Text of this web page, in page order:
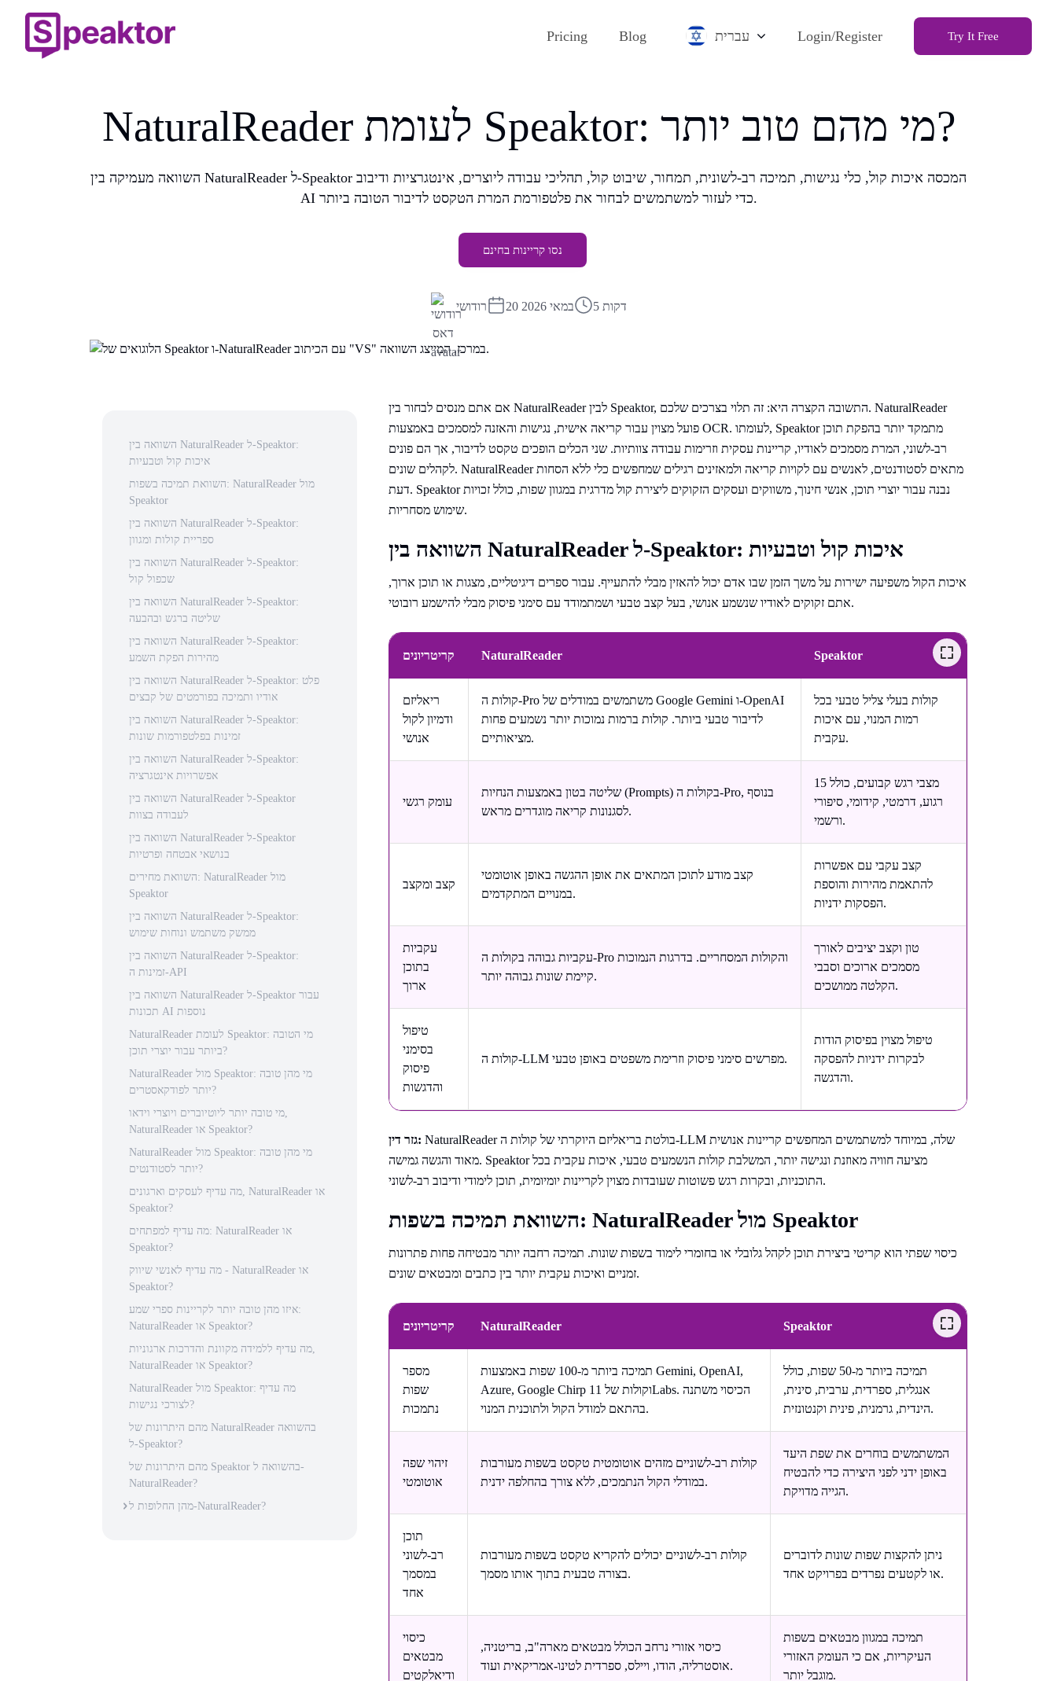
Pricing Blog עברית Login/Register Try It Free
NaturalReader לעומת Speaktor: מי מהם טוב יותר?
השוואה מעמיקה בין NaturalReader ל-Speaktor המכסה איכות קול, כלי נגישות, תמיכה רב-לשונית, תמחור, שיבוט קול, תהליכי עבודה ליוצרים, אינטגרציות ודיבוב
AI כדי לעזור למשתמשים לבחור את פלטפורמת המרת הטקסט לדיבור הטובה ביותר.
נסו קריינות בחינם
רודושי 20 במאי 2026 5 דקות
השוואה בין NaturalReader ל-Speaktor:
איכות קול וטבעיות
השוואת תמיכה בשפות: NaturalReader מול
Speaktor
השוואה בין NaturalReader ל-Speaktor:
ספריית קולות ומגוון
השוואה בין NaturalReader ל-Speaktor:
שכפול קול
השוואה בין NaturalReader ל-Speaktor:
שליטה ברגש ובהבעה
השוואה בין NaturalReader ל-Speaktor:
מהירות הפקת השמע
השוואה בין NaturalReader ל-Speaktor: פלט
אודיו ותמיכה בפורמטים של קבצים
השוואה בין NaturalReader ל-Speaktor:
זמינות בפלטפורמות שונות
השוואה בין NaturalReader ל-Speaktor:
אפשרויות אינטגרציה
השוואה בין NaturalReader ל-Speaktor
לעבודה בצוות
השוואה בין NaturalReader ל-Speaktor
בנושאי אבטחה ופרטיות
השוואת מחירים: NaturalReader מול
Speaktor
השוואה בין NaturalReader ל-Speaktor:
ממשק משתמש ונוחות שימוש
השוואה בין NaturalReader ל-Speaktor:
זמינות ה-API
השוואה בין NaturalReader ל-Speaktor עבור
תכונות AI נוספות
NaturalReader לעומת Speaktor: מי הטובה
ביותר עבור יוצרי תוכן?
NaturalReader מול Speaktor: מי מהן טובה
יותר לפודקאסטרים?
מי טובה יותר ליוטיוברים ויוצרי וידאו,
NaturalReader או Speaktor?
NaturalReader מול Speaktor: מי מהן טובה
יותר לסטודנטים?
מה עדיף לעסקים וארגונים, NaturalReader או
Speaktor?
מה עדיף למפתחים: NaturalReader או
Speaktor?
מה עדיף לאנשי שיווק - NaturalReader או
Speaktor?
איזו מהן טובה יותר לקריינות ספרי שמע:
NaturalReader או Speaktor?
מה עדיף ללמידה מקוונת והדרכות ארגוניות,
NaturalReader או Speaktor?
NaturalReader מול Speaktor: מה עדיף
לצורכי נגישות?
מהם היתרונות של NaturalReader בהשוואה
ל-Speaktor?
מהם היתרונות של Speaktor בהשוואה ל-
NaturalReader?
מהן החלופות ל-NaturalReader?
אם אתם מנסים לבחור בין NaturalReader לבין Speaktor, התשובה הקצרה היא: זה תלוי בצרכים שלכם. NaturalReader
פועל מצוין עבור קריאה אישית, נגישות והאזנה למסמכים באמצעות OCR. לעומתו, Speaktor מתמקד יותר בהפקת תוכן
רב-לשוני, המרת מסמכים לאודיו, קריינות עסקית וזרימות עבודה צוותיות. שני הכלים הופכים טקסט לדיבור, אך הם פונים
לקהלים שונים. NaturalReader מתאים לסטודנטים, לאנשים עם לקויות קריאה ולמאזינים רגילים שמחפשים כלי ללא הסחות
דעת. Speaktor נבנה עבור יוצרי תוכן, אנשי חינוך, משווקים ועסקים הזקוקים ליצירת קול מדרגית במגוון שפות, כולל זכויות
שימוש מסחריות.
השוואה בין NaturalReader ל-Speaktor: איכות קול וטבעיות
איכות הקול משפיעה ישירות על משך הזמן שבו אדם יכול להאזין מבלי להתעייף. עבור ספרים דיגיטליים, מצגות או תוכן ארוך,
אתם זקוקים לאודיו שנשמע אנושי, בעל קצב טבעי ושמתמודד עם סימני פיסוק מבלי להישמע רובוטי.
קריטריונים NaturalReader Speaktor
ריאליזם
ודמיון לקול
אנושי
קולות ה-Pro משתמשים במודלים של Google Gemini ו-OpenAI
לדיבור טבעי ביותר. קולות ברמות נמוכות יותר נשמעים פחות
מציאותיים.
קולות בעלי צליל טבעי בכל
רמות המנוי, עם איכות
עקבית.
עומק רגשי
שליטה בטון באמצעות הנחיות (Prompts) בקולות ה-Pro, בנוסף
לסגנונות קריאה מוגדרים מראש.
15 מצבי רגש קבועים, כולל
רגוע, דרמטי, קידומי, סיפורי
ורשמי.
קצב ומקצב
קצב מודע לתוכן המתאים את אופן ההגשה באופן אוטומטי
במנויים המתקדמים.
קצב עקבי עם אפשרות
להתאמת מהירות והוספת
הפסקות ידניות.
עקביות
בתוכן
ארוך
עקביות גבוהה בקולות ה-Pro והקולות המסחריים. בדרגות הנמוכות
קיימת שונות גבוהה יותר.
טון וקצב יציבים לאורך
מסמכים ארוכים וסבבי
הקלטה ממושכים.
טיפול
בסימני
פיסוק
והדגשות
קולות ה-LLM מפרשים סימני פיסוק וזרימת משפטים באופן טבעי.
טיפול מצוין בפיסוק הודות
לבקרות ידניות להפסקה
והדגשה.
גזר דין: NaturalReader בולטת בריאליזם היוקרתי של קולות ה-LLM שלה, במיוחד למשתמשים המחפשים קריינות אנושית
מאוד והגשה גמישה. Speaktor מציעה חוויה מאוזנת ונגישה יותר, המשלבת קולות הנשמעים טבעי, איכות עקבית בכל
התוכניות, ובקרות רגש פשוטות שעובדות מצוין לקריינות יומיומית, תוכן לימודי ודיבוב רב-לשוני.
השוואת תמיכה בשפות: NaturalReader מול Speaktor
כיסוי שפתי הוא קריטי ביצירת תוכן לקהל גלובלי או בחומרי לימוד בשפות שונות. תמיכה רחבה יותר מבטיחה פחות פתרונות
זמניים ואיכות עקבית יותר בין כתבים ומבטאים שונים.
קריטריונים NaturalReader Speaktor
מספר
שפות
נתמכות
תמיכה ביותר מ-100 שפות באמצעות Gemini, OpenAI,
Azure, Google Chirp וקולות של 11Labs. הכיסוי משתנה
בהתאם למודל הקול ולתוכנית המנוי.
תמיכה ביותר מ-50 שפות, כולל
אנגלית, ספרדית, ערבית, סינית,
הינדית, גרמנית, פינית וקנטונזית.
זיהוי שפה
אוטומטי
קולות רב-לשוניים מזהים אוטומטית טקסט בשפות מעורבות
במודלי הקול הנתמכים, ללא צורך בהחלפה ידנית.
המשתמשים בוחרים את שפת היעד
באופן ידני לפני היצירה כדי להבטיח
הגייה מדויקת.
תוכן
רב-לשוני
במסמך
אחד
קולות רב-לשוניים יכולים להקריא טקסט בשפות מעורבות
בצורה טבעית בתוך אותו מסמך.
ניתן להקצות שפות שונות לדוברים
או לקטעים נפרדים בפרויקט אחד.
כיסוי
מבטאים
ודיאלקטים
כיסוי אזורי נרחב הכולל מבטאים מארה"ב, בריטניה,
אוסטרליה, הודו, ויילס, ספרדית לטינו-אמריקאית ועוד.
תמיכה במגוון מבטאים בשפות
העיקריות, אם כי העומק האזורי
מוגבל יותר.